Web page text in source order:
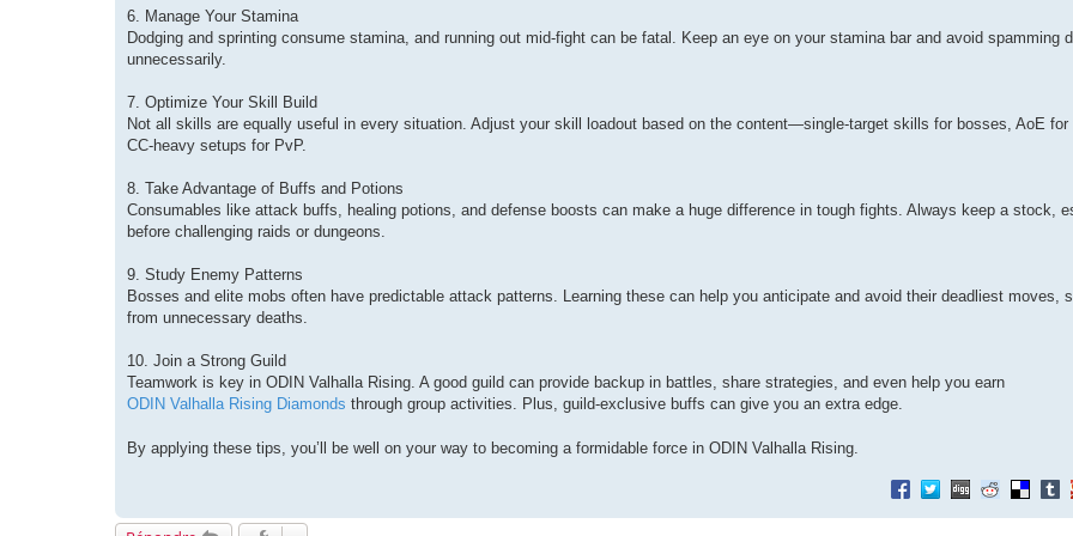
6. Manage Your Stamina
Dodging and sprinting consume stamina, and running out mid-fight can be fatal. Keep an eye on your stamina bar and avoid spamming
unnecessarily.
7. Optimize Your Skill Build
Not all skills are equally useful in every situation. Adjust your skill loadout based on the content—single-target skills for bosses, AoE for
CC-heavy setups for PvP.
8. Take Advantage of Buffs and Potions
Consumables like attack buffs, healing potions, and defense boosts can make a huge difference in tough fights. Always keep a stock,
before challenging raids or dungeons.
9. Study Enemy Patterns
Bosses and elite mobs often have predictable attack patterns. Learning these can help you anticipate and avoid their deadliest moves,
from unnecessary deaths.
10. Join a Strong Guild
Teamwork is key in ODIN Valhalla Rising. A good guild can provide backup in battles, share strategies, and even help you earn
ODIN Valhalla Rising Diamonds through group activities. Plus, guild-exclusive buffs can give you an extra edge.
By applying these tips, you’ll be well on your way to becoming a formidable force in ODIN Valhalla Rising.